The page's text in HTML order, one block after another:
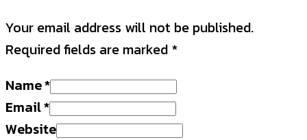
Your email address will not be published.
Required fields are marked *
Name*
Email*
Website